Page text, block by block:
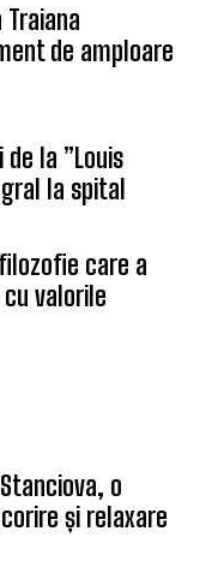
de amploare
la ”Louis
la spital
care a
valorile
o
și relaxare